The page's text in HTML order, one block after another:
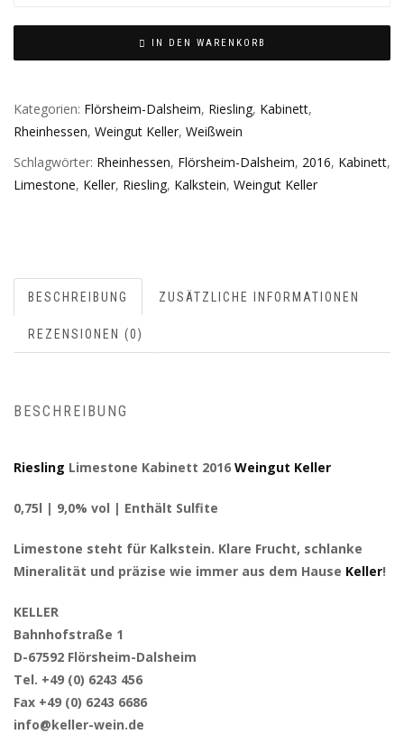
IN DEN WARENKORB
Kategorien: Flörsheim-Dalsheim, Riesling, Kabinett,
Rheinhessen, Weingut Keller, Weißwein
Schlagwörter: Rheinhessen, Flörsheim-Dalsheim, 2016, Kabinett,
Limestone, Keller, Riesling, Kalkstein, Weingut Keller
BESCHREIBUNG ZUSÄTZLICHE INFORMATIONEN
REZENSIONEN (0)
BESCHREIBUNG
Riesling Limestone Kabinett 2016 Weingut Keller
0,75l | 9,0% vol | Enthält Sulfite
Limestone steht für Kalkstein. Klare Frucht, schlanke
Mineralität und präzise wie immer aus dem Hause Keller!
KELLER
Bahnhofstraße 1
D-67592 Flörsheim-Dalsheim
Tel. +49 (0) 6243 456
Fax +49 (0) 6243 6686
info@keller-wein.de